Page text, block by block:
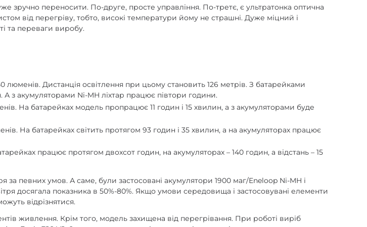
зручно переносити. По-друге, просте управління. По-третє, є ультратонка оптична
від перегріву, тобто, високі температури йому не страшні. Дуже міцний і
та переваги виробу.
Дистанція освітлення при цьому становить 126 метрів. З батарейками
з акумуляторами Ni-MH ліхтар працює півтори години.
На батарейках модель пропрацює 11 годин і 15 хвилин, а з акумуляторами буде
На батарейках світить протягом 93 годин і 35 хвилин, а на акумуляторах працює
працює протягом двохсот годин, на акумуляторах – 140 годин, а відстань – 15
певних умов. А саме, були застосовані акумулятори 1900 маг/Eneloop Ni-MH і
досягала показника в 50%-80%. Якщо умови середовища і застосовувані елементи
відрізнятися.
живлення. Крім того, модель захищена від перегрівання. При роботі виріб